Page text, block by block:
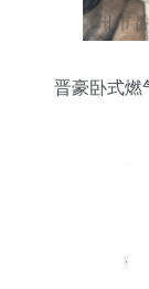
晋豪卧式燃